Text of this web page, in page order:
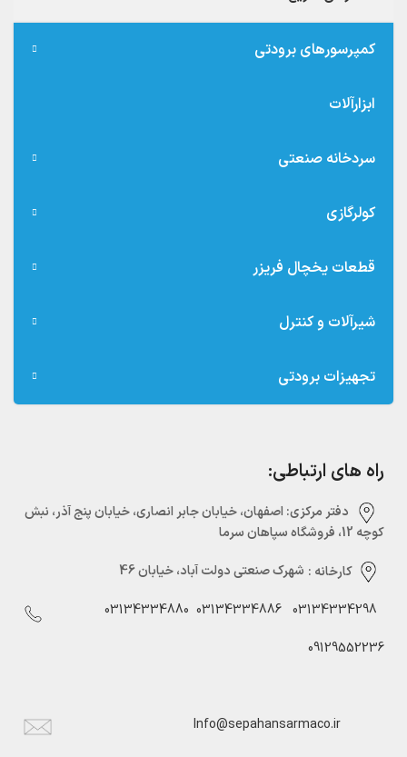
کمپرسورهای برودتی
ابزارآلات
سردخانه صنعتی
کولرگازی
قطعات یخچال فریزر
شیرآلات و کنترل
تجهیزات برودتی
راه های ارتباطی:
دفتر مرکزی:‌ اصفهان، خیابان جابر انصاری، خیابان پنج آذر، نبش
کوچه 12، فروشگاه سپاهان سرما
کارخانه : شهرک صنعتی دولت آباد، خیابان 46
03134334298
03134334886
03134334880
09129552236
Info@sepahansarmaco.ir